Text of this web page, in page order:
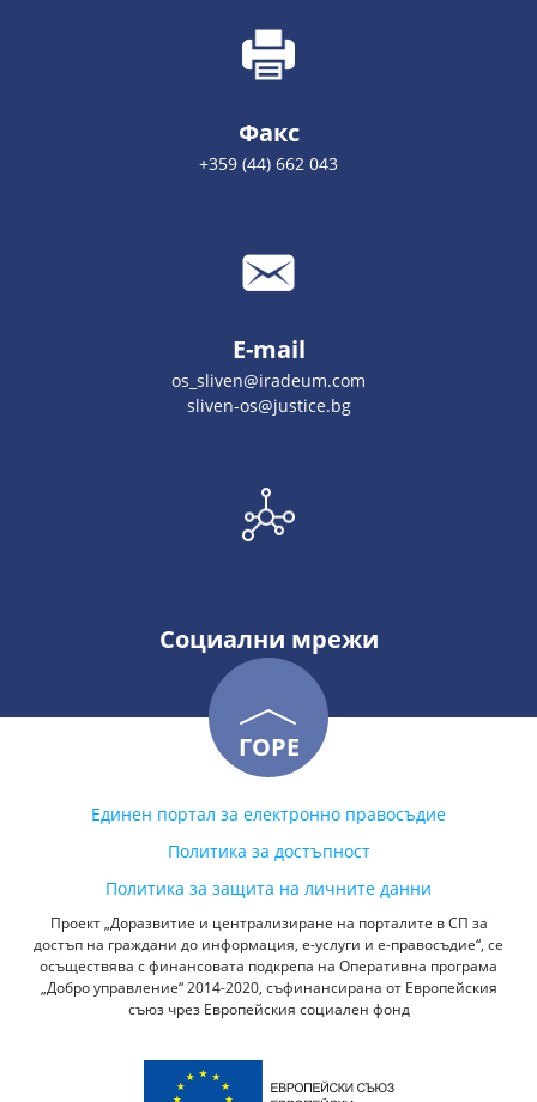
Факс
+359 (44) 662 043
E-mail
os_sliven@iradeum.com
sliven-os@justice.bg
Социални мрежи
ГОРЕ
Единен портал за електронно правосъдие
Политика за достъпност
Политика за защита на личните данни
Проект „Доразвитие и централизиране на порталите в СП за
достъп на граждани до информация, е-услуги и е-правосъдие“, се
осъществява с финансовата подкрепа на Оперативна програма
„Добро управление“ 2014-2020, съфинансирана от Европейския
съюз чрез Европейския социален фонд